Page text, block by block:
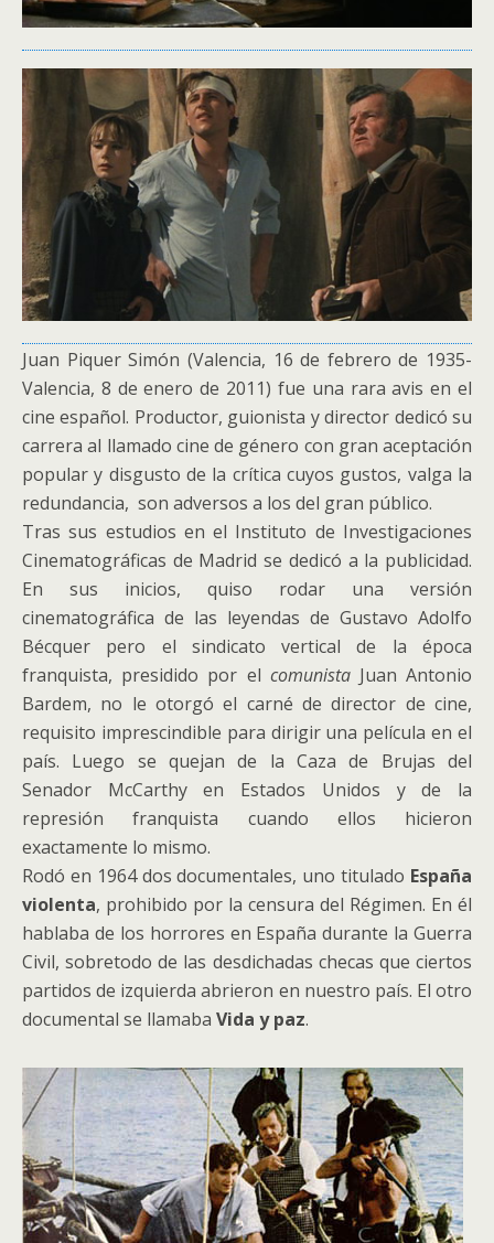
Juan Piquer Simón (Valencia, 16 de febrero de 1935-
Valencia, 8 de enero de 2011​) fue una rara avis en el
cine español. Productor, guionista y director dedicó su
carrera al llamado cine de género con gran aceptación
popular y disgusto de la crítica cuyos gustos, valga la
redundancia, son adversos a los del gran público.
Tras sus estudios en el Instituto de Investigaciones
Cinematográficas de Madrid se dedicó a la publicidad.
En sus inicios, quiso rodar una versión
cinematográfica de las leyendas de Gustavo Adolfo
Bécquer pero el sindicato vertical de la época
franquista, presidido por el comunistaJuan Antonio
Bardem, no le otorgó el carné de director de cine,
requisito imprescindible para dirigir una película en el
país. Luego se quejan de la Caza de Brujas del
Senador McCarthy en Estados Unidos y de la
represión franquista cuando ellos hicieron
exactamente lo mismo.
Rodó en 1964 dos documentales, uno titulado España
violenta, prohibido por la censura del Régimen. En él
hablaba de los horrores en España durante la Guerra
Civil, sobretodo de las desdichadas checas que ciertos
partidos de izquierda abrieron en nuestro país. El otro
documental se llamaba Vida y paz.